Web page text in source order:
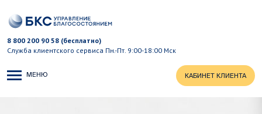
8 800 200 90 58 (бесплатно)
Служба клиентского сервиса Пн.-Пт. 9:00-18:00 Мск
КАБИНЕТ КЛИЕНТА
МЕНЮ